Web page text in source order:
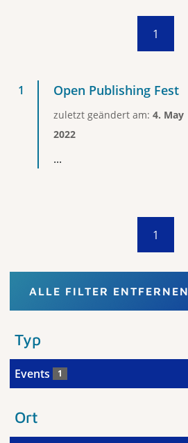
1
Open Publishing Fest
zuletzt geändert am: 4. May
2022
...
1
ALLE FILTER ENTFERNEN
Typ
Events 1
Ort